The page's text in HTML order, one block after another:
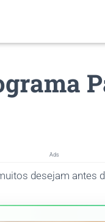
Ads
desejam antes